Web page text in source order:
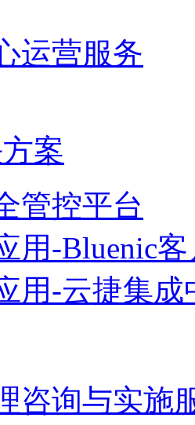
运营服务
案
管控平台
用-Bluenic
用-云捷集成
咨询与实施